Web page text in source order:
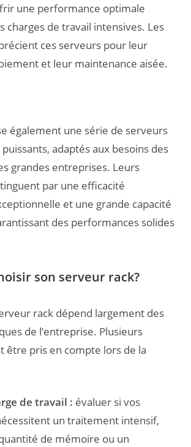
une performance optimale
charges de travail intensives. Les
ces serveurs pour leur
et leur maintenance aisée.
également une série de serveurs
adaptés aux besoins des
grandes entreprises. Leurs
par une efficacité
et une grande capacité
des performances solides
son serveur rack?
rack dépend largement des
de l’entreprise. Plusieurs
être pris en compte lors de la
de travail : évaluer si vos
un traitement intensif,
de mémoire ou un